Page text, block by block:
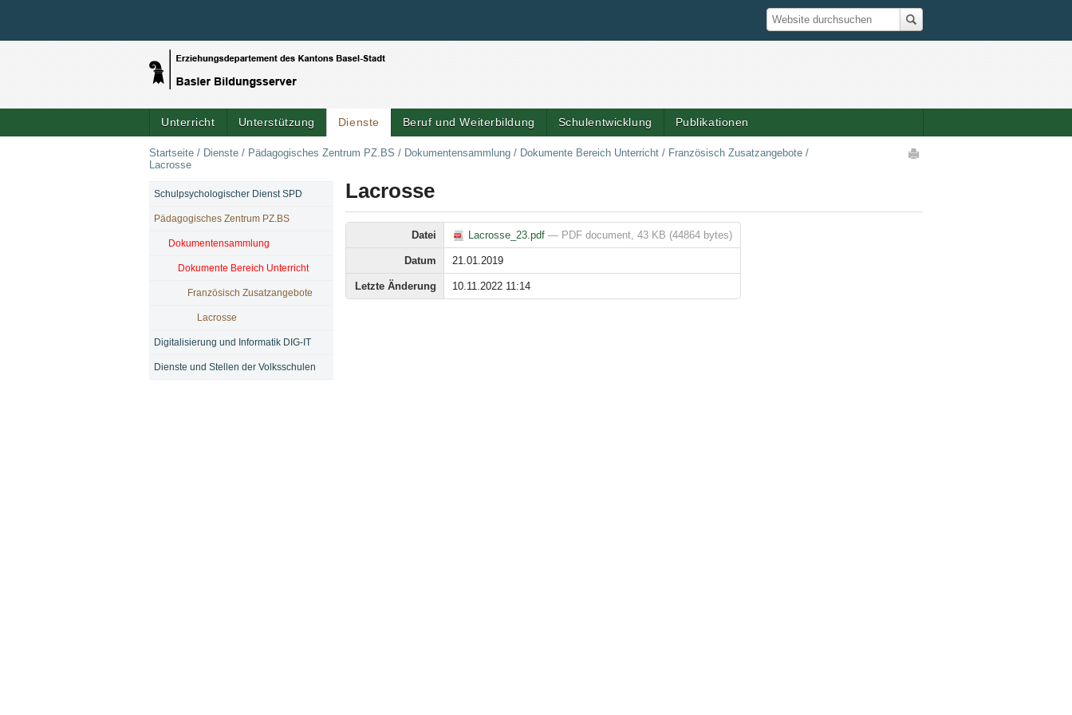
Suche
Website durchsuchen
Unterricht Unterstützung Dienste Beruf und Weiterbildung Schulentwicklung Publikationen
Startseite / Dienste / Pädagogisches Zentrum PZ.BS / Dokumentensammlung / Dokumente Bereich Unterricht / Französisch Zusatzangebote /
Lacrosse
Lacrosse
Datei Lacrosse_23.pdf — PDF document, 43 KB (44864 bytes)
Datum 21.01.2019
Letzte Änderung 10.11.2022 11:14
NAVIGATION
Schulpsychologischer Dienst SPD
Pädagogisches Zentrum PZ.BS
Dokumentensammlung
Dokumente Bereich Unterricht
Französisch Zusatzangebote
Lacrosse
Digitalisierung und Informatik DIG-IT
Dienste und Stellen der Volksschulen